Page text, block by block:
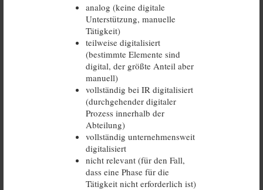
analog (keine digitale
Unterstützung, manuelle
Tätigkeit)
teilweise digitalisiert
(bestimmte Elemente sind
digital, der größte Anteil aber
manuell)
vollständig bei IR digitalisiert
(durchgehender digitaler
Prozess innerhalb der
Abteilung)
vollständig unternehmensweit
digitalisiert
nicht relevant (für den Fall,
dass eine Phase für die
Tätigkeit nicht erforderlich ist)